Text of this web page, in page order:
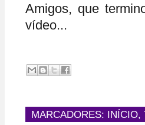
Amigos, que
vídeo...
MARCADORES: INÍCIO,